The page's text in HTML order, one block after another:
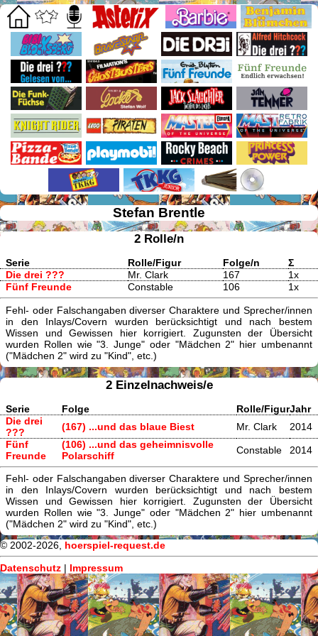
Stefan Brentle
2 Rolle/n
Serie Rolle/Figur Folge/n
Σ
Die drei ???
Mr. Clark 167
1x
Fünf Freunde
Constable 106 1x
Fehl- oder Falschangaben diverser Charaktere und Sprecher/innen
in den Inlays/Covern wurden berücksichtigt und nach bestem
Wissen und Gewissen hier korrigiert. Zugunsten der Übersicht
wurden Rollen wie "3. Junge" oder "Mädchen 2" hier umbenannt
("Mädchen 2" wird zu "Kind", etc.)
2 Einzelnachweis/e
Serie Folge Rolle/FigurJahr
Die drei
???
(167) ...und das blaue Biest Mr. Clark
2014
Fünf
Freunde
(106) ...und das geheimnisvolle
Polarschiff
Constable 2014
Fehl- oder Falschangaben diverser Charaktere und Sprecher/innen
in den Inlays/Covern wurden berücksichtigt und nach bestem
Wissen und Gewissen hier korrigiert. Zugunsten der Übersicht
wurden Rollen wie "3. Junge" oder "Mädchen 2" hier umbenannt
("Mädchen 2" wird zu "Kind", etc.)
© 2002-2026, hoerspiel-request.de
Datenschutz | Impressum